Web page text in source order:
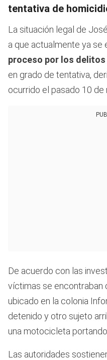
tentativa de
La situación legal de
a que actualmente ya se
proceso por los
en grado de tentativa,
ocurrido el pasado 10 de
De acuerdo con las
víctimas se encontraban
ubicado en la colonia
detenido y otro sujeto
una motocicleta
Las autoridades